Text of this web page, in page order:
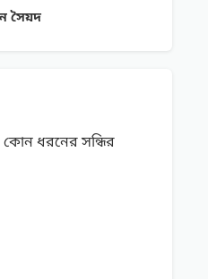
সৈয়দ
কোন ধরনের সন্ধির